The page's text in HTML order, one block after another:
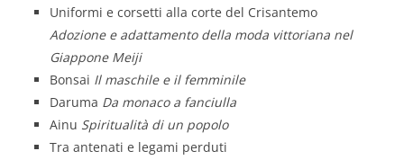
Uniformi e corsetti alla corte del Crisantemo
Adozione e adattamento della moda vittoriana nel
Giappone Meiji
Bonsai Il maschile e il femminile
Daruma Da monaco a fanciulla
Ainu Spiritualità di un popolo
Tra antenati e legami perduti